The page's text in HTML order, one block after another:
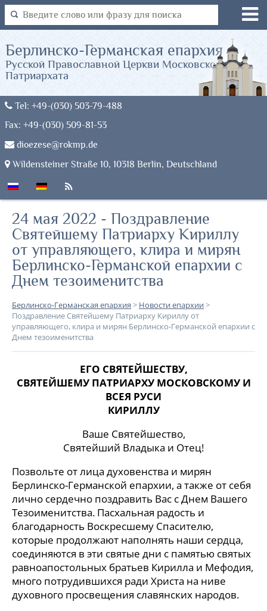
Tel: +49-(030) 503-79-488
Fax: +49-(030) 509-81-53
dioezese@rokmp.de
Wildensteiner Straße 10, 10318 Berlin, Deutschland
Берлинско-Германская епархия
Русской Православной Церкви Московского
Патриархата
24 мая 2022 - Поздравление
Святейшему Патриарху Кириллу
от управляющего, клира и мирян
Берлинско-Германской епархии с
Днем тезоименитства
Берлинско-Германская епархия > Новости епархии>
Поздравление Святейшему Патриарху Кириллу от
управляющего, клира и мирян Берлинско-Германской епархии с
Днем тезоименитства
ЕГО СВЯТЕЙШЕСТВУ,
СВЯТЕЙШЕМУ ПАТРИАРХУ МОСКОВСКОМУ И
ВСЕЯ РУСИ
КИРИЛЛУ
Ваше Святейшество,
Святейший Владыка и Отец!
Позвольте от лица духовенства и мирян
Берлинско-Германской епархии, а также от себя
лично сердечно поздравить Вас с Днем Вашего
Тезоименитства. Пасхальная радость и
благодарность Воскресшему Спасителю,
которые продолжают наполнять наши сердца,
соединяются в эти святые дни с памятью святых
равноапостольных братьев Кирилла и Мефодия,
много потрудившихся ради Христа на ниве
духовного просвещения славянских народов.